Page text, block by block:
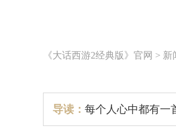
我的足迹： 大话2经典版
《大话西游2经典版》官网 > 新
导读： 每个人心中都有一